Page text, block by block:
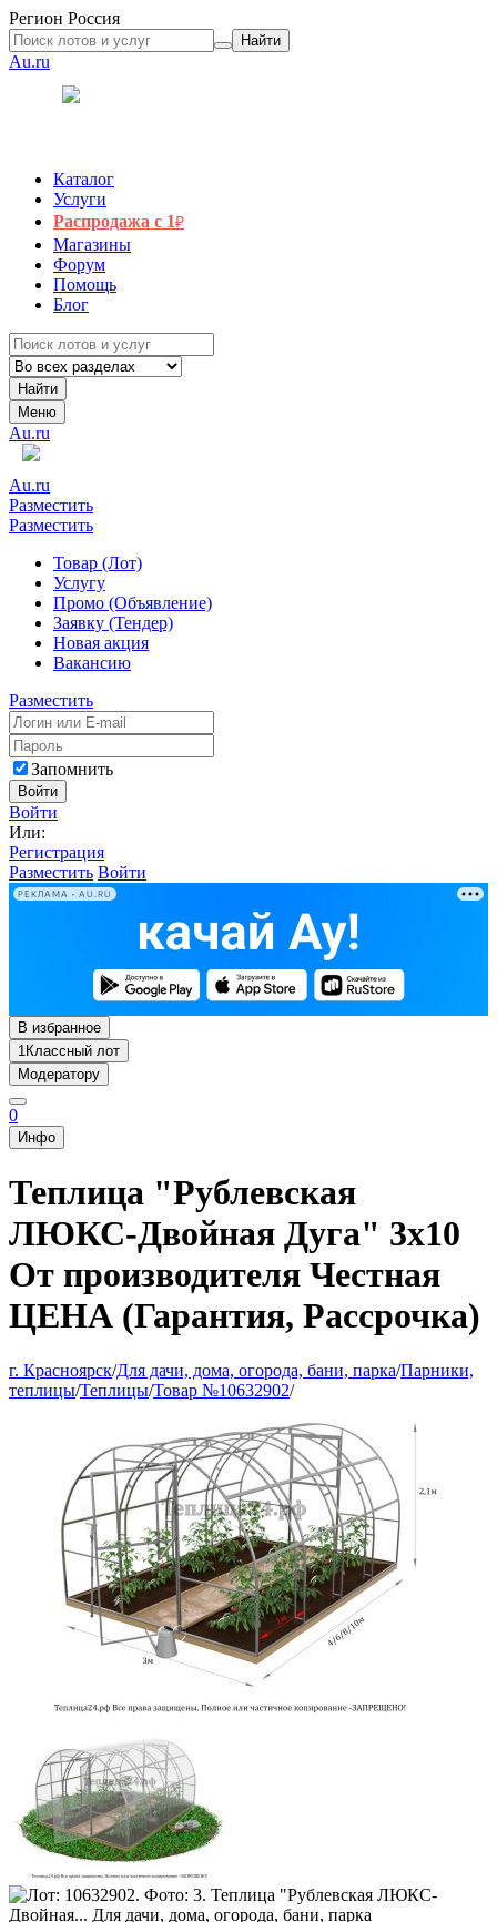
Регион Россия
Найти
Au.ru
Каталог
Услуги
Распродажа с 1₽
Магазины
Форум
Помощь
Блог
Найти
Меню
Au.ru
Au.ru
Разместить
Разместить
Товар (Лот)
Услугу
Промо (Объявление)
Заявку (Тендер)
Новая акция
Вакансию
Разместить
Запомнить
Войти
Войти
Или:
Регистрация
Разместить Войти
РЕКЛАМА • AU.RU
В избранное
1Классный лот
Модератору
0
Инфо
Теплица "Рублевская
ЛЮКС-Двойная Дуга" 3х10
От производителя Честная
ЦЕНА (Гарантия, Рассрочка)
г. Красноярск/Для дачи, дома, огорода, бани, парка/Парники,
теплицы/Теплицы/Товар №10632902/